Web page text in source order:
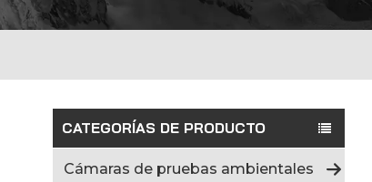
Español
بالعربية
Português
CATEGORÍAS DE PRODUCTO
Cámaras de pruebas ambientales